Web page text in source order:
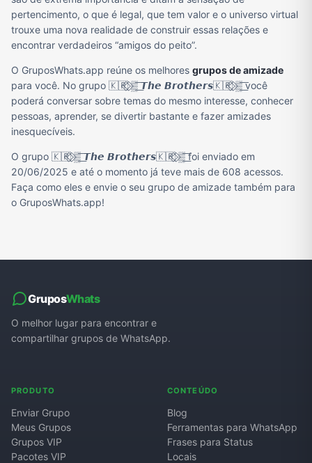
pertencimento, o que é legal, que tem valor e o universo virtual
trouxe uma nova realidade de construir essas relações e
encontrar verdadeiros “amigos do peito”.
O GruposWhats.app reúne os melhores grupos de amizade
para você. No grupo 🇰🇷⃟ ⃟▒͟͞ 𝙏𝙝𝙚 𝘽𝙧𝙤𝙩𝙝𝙚𝙧𝙨🇰🇷⃟ ⃟▒͟͞ você
poderá conversar sobre temas do mesmo interesse, conhecer
pessoas, aprender, se divertir bastante e fazer amizades
inesquecíveis.
O grupo 🇰🇷⃟ ⃟▒͟͞ 𝙏𝙝𝙚 𝘽𝙧𝙤𝙩𝙝𝙚𝙧𝙨🇰🇷⃟ ⃟▒͟͞ foi enviado em
20/06/2025 e até o momento já teve mais de 608 acessos.
Faça como eles e envie o seu grupo de amizade também para
o GruposWhats.app!
GruposWhats
O melhor lugar para encontrar e
compartilhar grupos de WhatsApp.
PRODUTO
Enviar Grupo
Meus Grupos
Grupos VIP
Pacotes VIP
CONTEÚDO
Blog
Ferramentas para WhatsApp
Frases para Status
Locais